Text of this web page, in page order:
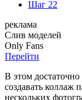
Шаг 22
реклама
Слив моделей
Only Fans
Перейти
В этом
создавать коллаж
нескольких